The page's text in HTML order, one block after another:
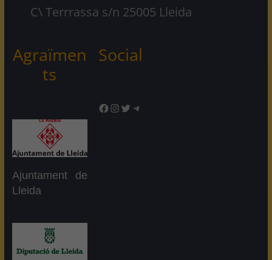
C\ Terrrassa s/n 25005 Lleida
Agraïmen
ts
Ajuntament de
Lleida
Social
Facebook
Instagram
TwitterTelegram